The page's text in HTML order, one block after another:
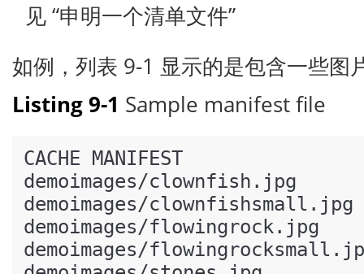
见“申明一个清单文件”
如例，列表 9-1 显示的是包含一些图
Listing 9-1 Sample manifest file
CACHE MANIFEST
demoimages/clownfish.jpg
demoimages/clownfishsmall.jpg
demoimages/flowingrock.jpg
demoimages/